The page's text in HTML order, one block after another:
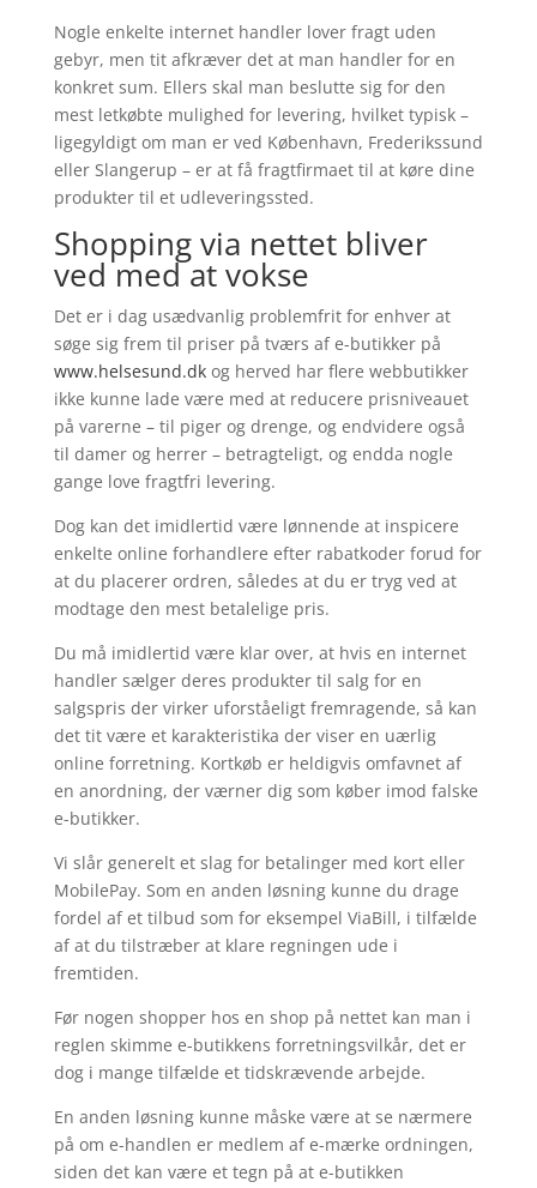
Nogle enkelte internet handler lover fragt uden
gebyr, men tit afkræver det at man handler for en
konkret sum. Ellers skal man beslutte sig for den
mest letkøbte mulighed for levering, hvilket typisk –
ligegyldigt om man er ved København, Frederikssund
eller Slangerup – er at få fragtfirmaet til at køre dine
produkter til et udleveringssted.
Shopping via nettet bliver
ved med at vokse
Det er i dag usædvanlig problemfrit for enhver at
søge sig frem til priser på tværs af e-butikker på
www.helsesund.dkog herved har flere webbutikker
ikke kunne lade være med at reducere prisniveauet
på varerne – til piger og drenge, og endvidere også
til damer og herrer – betragteligt, og endda nogle
gange love fragtfri levering.
Dog kan det imidlertid være lønnende at inspicere
enkelte online forhandlere efter rabatkoder forud for
at du placerer ordren, således at du er tryg ved at
modtage den mest betalelige pris.
Du må imidlertid være klar over, at hvis en internet
handler sælger deres produkter til salg for en
salgspris der virker uforståeligt fremragende, så kan
det tit være et karakteristika der viser en uærlig
online forretning. Kortkøb er heldigvis omfavnet af
en anordning, der værner dig som køber imod falske
e-butikker.
Vi slår generelt et slag for betalinger med kort eller
MobilePay. Som en anden løsning kunne du drage
fordel af et tilbud som for eksempel ViaBill, i tilfælde
af at du tilstræber at klare regningen ude i
fremtiden.
Før nogen shopper hos en shop på nettet kan man i
reglen skimme e-butikkens forretningsvilkår, det er
dog i mange tilfælde et tidskrævende arbejde.
En anden løsning kunne måske være at se nærmere
på om e-handlen er medlem af e-mærke ordningen,
siden det kan være et tegn på at e-butikken